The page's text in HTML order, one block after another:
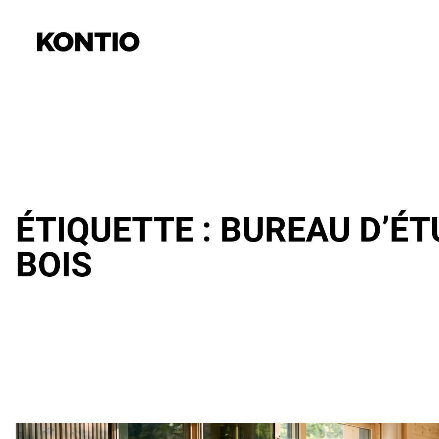
ÉTIQUETTE : BUREAU
BOIS